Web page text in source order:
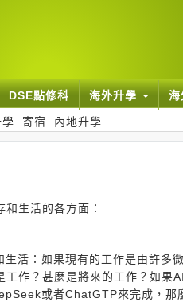
DSE點修科 海外升學
寄宿 內地升學
生活的各方面：
生活：如果現有的工作是由許
工作？甚麼是將來的工作？如
或者ChatGTP來完成，